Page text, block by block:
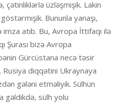
üzləşmişik. Lakin
Bununla yanaşı,
atıb. Bu, Avropa İttifaqı ilə
Şurası bizə Avropa
Gürcüstana necə təsir
Rusiya diqqətini Ukraynaya
gələni etməliyik. Sülhün
gəldikdə, sülh yolu